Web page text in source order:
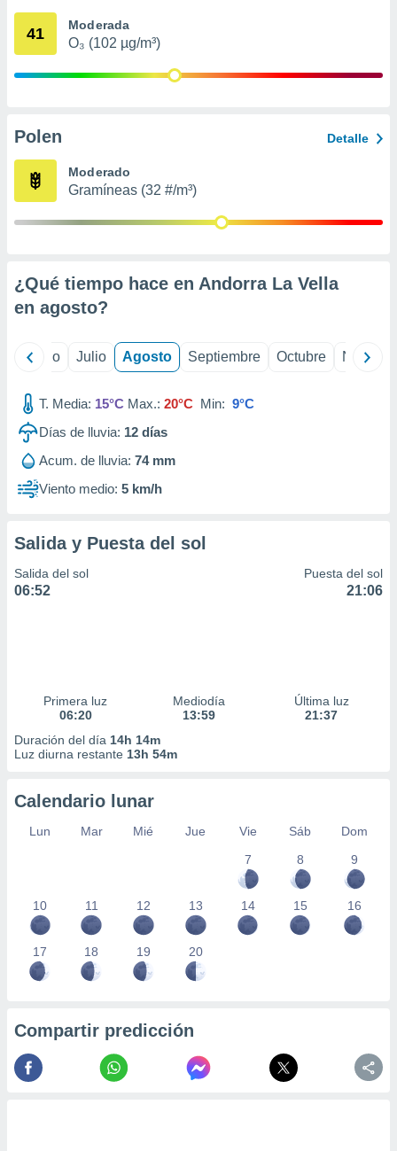
mediante
publicidad
de
41 Moderada
O₃ (102 µg/m³)
Polen Detalle
Moderado
Gramíneas (32 #/m³)
¿Qué tiempo hace en Andorra La Vella
en agosto?
Junio Julio Agosto Septiembre Octubre
T. Media: 15°C Max.: 20°C Min: 9°C
Días de lluvia: 12 días
Acum. de lluvia: 74 mm
Viento medio: 5 km/h
Salida y Puesta del sol
Salida del sol
06:52
Puesta del sol
21:06
Primera luz
06:20
Mediodía
13:59
Última luz
21:37
Duración del día 14h 14m
Luz diurna restante 13h 54m
Calendario lunar
Lun Mar Mié Jue Vie Sáb
Dom
7
8 9
10 11 12 13 14 15 16
17 18 19 20
Compartir predicción